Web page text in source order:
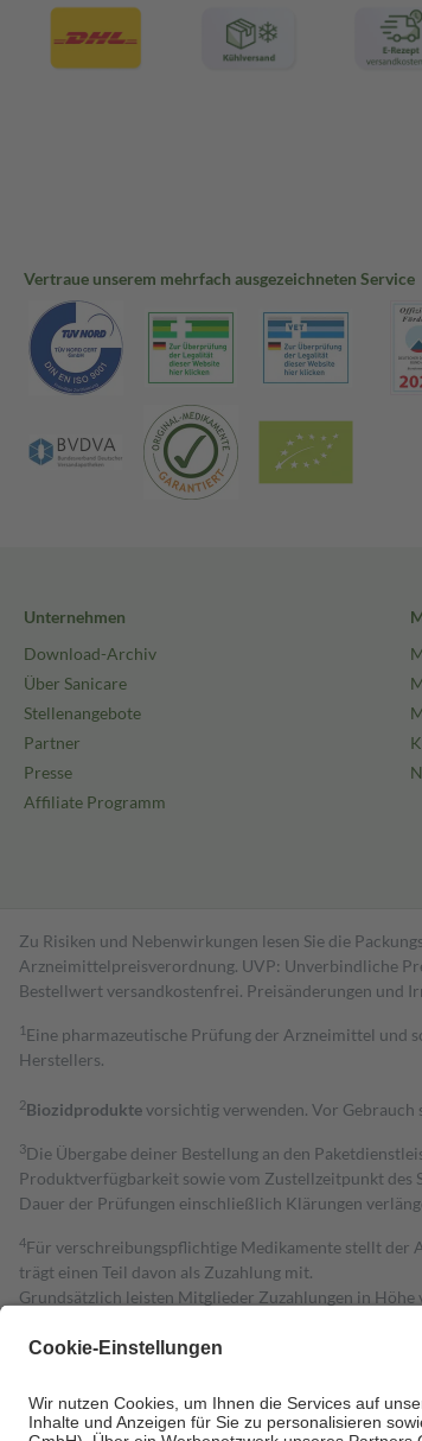
Vertraue unserem mehrfach ausgezeichneten Service
Unternehmen
Download-Archiv
Über Sanicare
Stellenangebote
Partner
Presse
Affiliate Programm
Zu Risiken und Nebenwirkungen lesen Sie die
Arzneimittelpreisverordnung. UVP: Unverbindliche
Bestell­wert versand­kosten­frei. Preisänderungen und
1 Eine pharmazeutische Prüfung der Arzneimittel und
Herstellers.
2Biozidproduktevorsichtig verwenden. Vor
3Die Übergabe deiner Bestellung an den
Produktverfügbarkeit sowie vom Zustellzeitpunkt des
Dauer der Prüfungen einschließlich Klärungen
4Für verschreibungspflichtige Medikamente stellt der
trägt einen Teil davon als Zuzahlung mit.
Grundsätzlich leisten Mitglieder Zuzahlungen in Höhe
Diese Regeln gelten grundsätzlich auch für Online-
Um das Engagement der Versicherten für ihre
• Kindern und Jugendlichen bis zum vollendeten 18.